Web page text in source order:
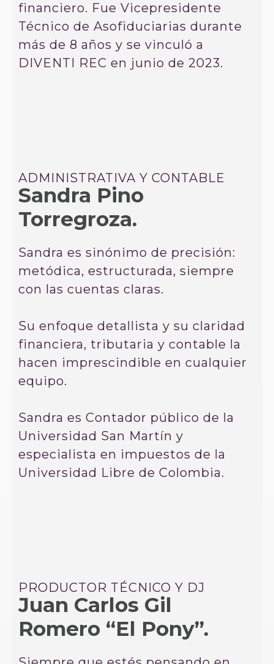
financiero. Fue Vicepresidente
Técnico de Asofiduciarias durante
más de 8 años y se vinculó a
DIVENTI REC en junio de 2023.
Sandra es sinónimo de precisión:
metódica, estructurada, siempre
con las cuentas claras.
Su enfoque detallista y su claridad
financiera, tributaria y contable la
hacen imprescindible en cualquier
equipo.
Sandra es Contador público de la
Universidad San Martín y
especialista en impuestos de la
Universidad Libre de Colombia.
Sandra Pino
Torregroza.
ADMINISTRATIVA Y CONTABLE
Juan Carlos Gil
Romero “El Pony”.
PRODUCTOR TÉCNICO Y DJ